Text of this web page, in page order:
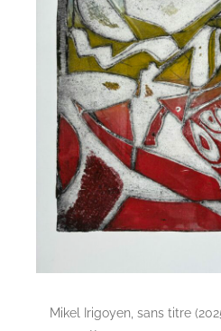
Mikel Irigoyen, sans titre